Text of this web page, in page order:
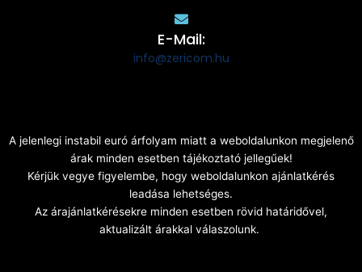
E-Mail:
info@zericom.hu
A jelenlegi instabil euró árfolyam miatt a weboldalunkon megjelenő
árak minden esetben tájékoztató jellegűek!
Kérjük vegye figyelembe, hogy weboldalunkon ajánlatkérés
leadása lehetséges.
Az árajánlatkérésekre minden esetben rövid határidővel,
aktualizált árakkal válaszolunk.